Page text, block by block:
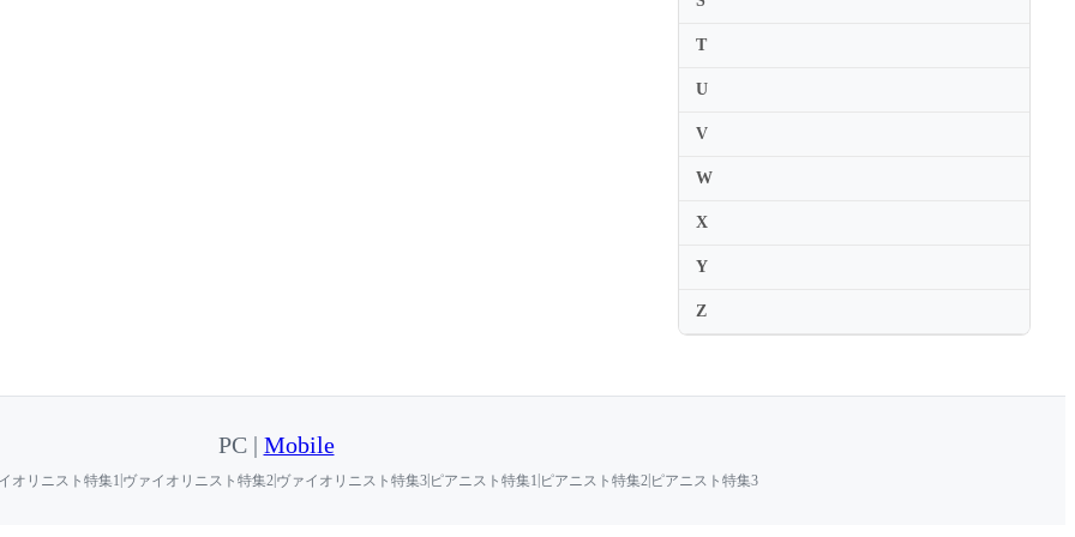
T
U
V
W
X
Y
Z
PC | Mobile
オリニスト特集1 ヴァイオリニスト特集2 ヴァイオリニスト特集3| ピアニスト特集1 ピアニスト特集2 ピアニスト特集3